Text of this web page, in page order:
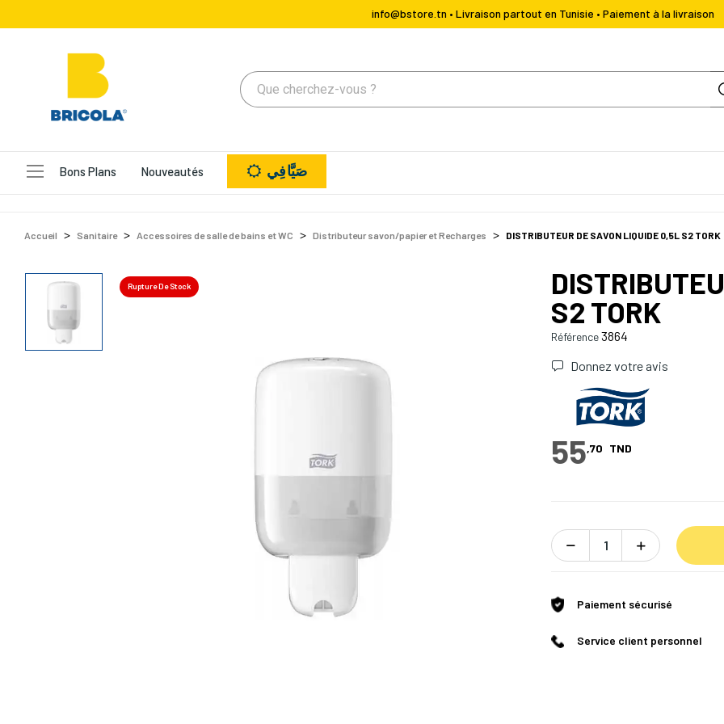
info@bstore.tn • Livraison partout en Tunisie • Paiement à la livraison
Bons Plans Nouveautés صَيَّافِي
Accueil Sanitaire Accessoires de salle de bains et WC Distributeur savon/papier et Recharges DISTRIBUTEUR DE SAVON LIQUIDE 0,5L S2 TORK
Rupture De Stock
S2 TORK
Référence3864
Donnez votre avis
55,70 TND
Paiement sécurisé
Service client personnel